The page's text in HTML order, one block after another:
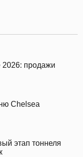
продажи
Chelsea
этап тоннеля